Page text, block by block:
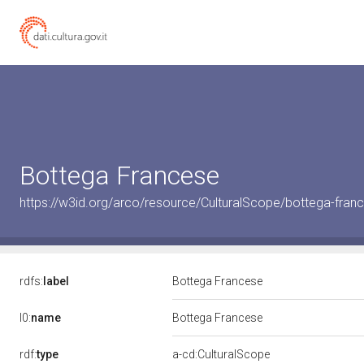
Bottega Francese
https://w3id.org/arco/resource/CulturalScope/bottega-
rdfs: label Bottega Francese
l0:name Bottega Francese
rdf:type a-cd:CulturalScope